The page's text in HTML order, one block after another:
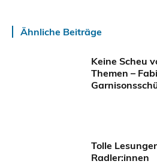
Ähnliche Beiträge
Keine Scheu
Themen –
Tolle
Radler:innen